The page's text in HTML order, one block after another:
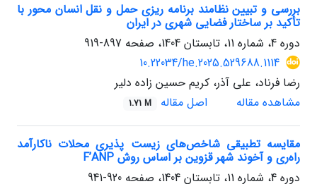
بررسی و تبیین نظامند برنامه ریزی حمل و نقل انسان محور با
تأکید بر ساختار فضایی شهری در ایران
دوره 4، شماره 11، تابستان 1404، صفحه
897-919
10.22034/he.2025.529688.1114
رضا فرناد، علی آذر، کریم حسین زاده دلیر
مشاهده مقاله
اصل مقاله 1.71 M
مقایسه تطبیقی شاخص‌های زیست پذیری محلات ناکارآمد
راه‌ری و آخوند شهر قزوین بر اساس روش F’ANP
دوره 4، شماره 11، تابستان 1404، صفحه
920-941